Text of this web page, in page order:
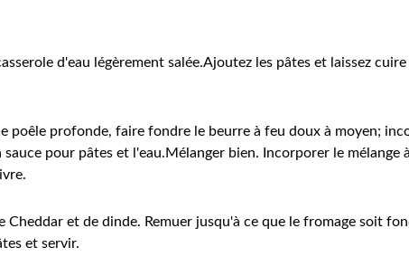
d'eau légèrement salée.Ajoutez les pâtes et laissez
poêle profonde, faire fondre le beurre à feu doux à moyen;
pour pâtes et l'eau.Mélanger bien. Incorporer le mélange
Cheddar et de dinde. Remuer jusqu'à ce que le fromage soit
et servir.